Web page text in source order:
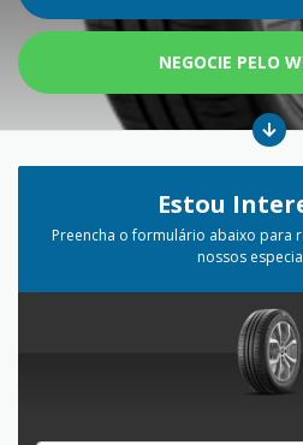
NEGOCIE PELO
Estou
Preencha o formulário abaixo para
nossos